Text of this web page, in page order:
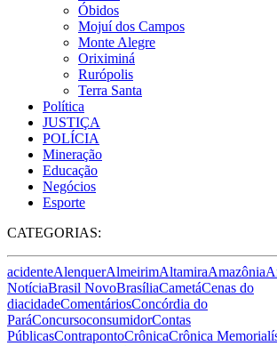
Óbidos
Mojuí dos Campos
Monte Alegre
Oriximiná
Rurópolis
Terra Santa
Política
JUSTIÇA
POLÍCIA
Mineração
Educação
Negócios
Esporte
CATEGORIAS:
acidenteAlenquerAlmeirimAltamiraAmazônia
NotíciaBrasil NovoBrasíliaCametáCenas do
diacidadeComentáriosConcórdia do
ParáConcursoconsumidorContas
PúblicasContrapontoCrônicaCrônica